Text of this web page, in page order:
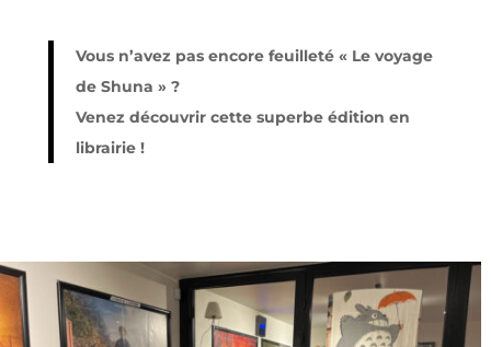
Vous n’avez pas encore feuilleté « Le voyage
de Shuna » ?
Venez découvrir cette superbe édition en
librairie !